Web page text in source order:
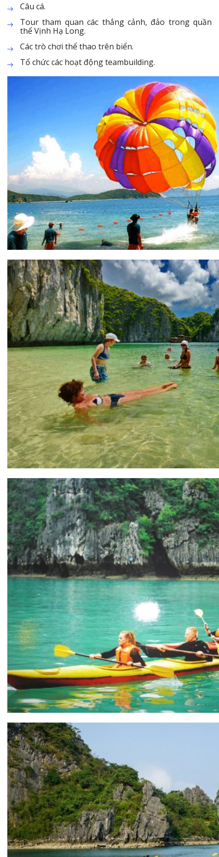
Câu cá.
Tour tham quan các thắng cảnh, đảo trong quần
thể Vịnh Hạ Long.
Các trò chơi thể thao trên biển.
Tổ chức các hoạt động teambuilding.